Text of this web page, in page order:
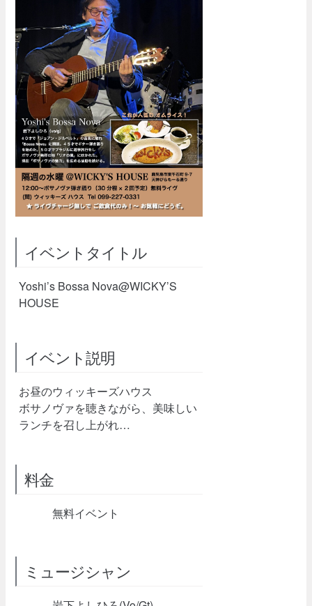
イベントタイトル
Yoshi’s Bossa Nova@WICKY’S
HOUSE
イベント説明
お昼のウィッキーズハウス
ボサノヴァを聴きながら、美味しい
ランチを召し上がれ…
料金
無料イベント
ミュージシャン